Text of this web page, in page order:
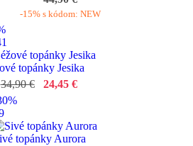
-15% s kódom: NEW
topánky Jesika
34,90 €
24,45 €
topánky Aurora